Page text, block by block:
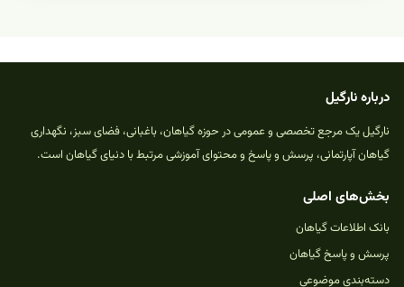
درباره نارگیل
نارگیل یک مرجع تخصصی و عمومی در حوزه گیاهان، باغبانی، فضای سبز، نگهداری
گیاهان آپارتمانی، پرسش و پاسخ و محتوای آموزشی مرتبط با دنیای گیاهان است.
بخش‌های اصلی
بانک اطلاعات گیاهان
پرسش و پاسخ گیاهان
دسته‌بندی موضوعی